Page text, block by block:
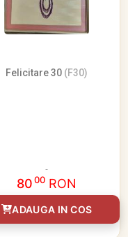
Felicitare 30 (F30)
8000 RON
ADAUGA IN COS